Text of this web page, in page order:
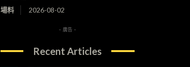
場料 2026-08-02
- 廣告 -
Recent Articles